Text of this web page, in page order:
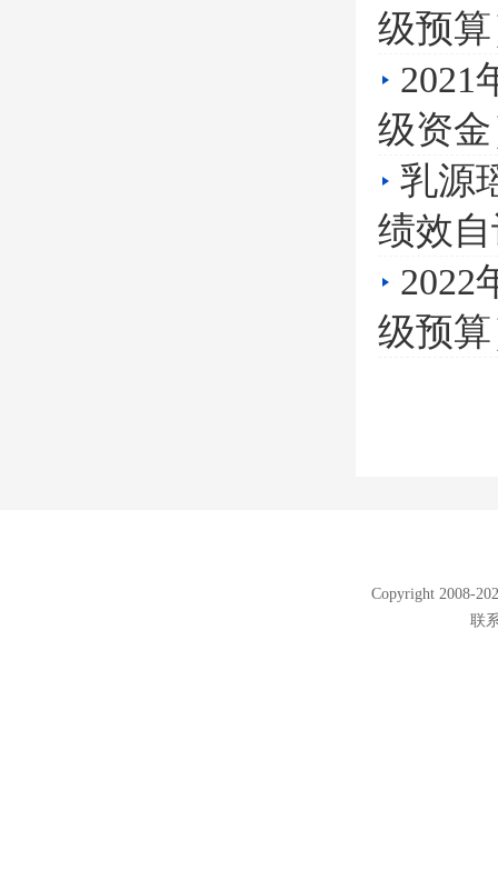
级预
2021
级资
乳源
绩效
2022
级预
Copyright 2008-
联